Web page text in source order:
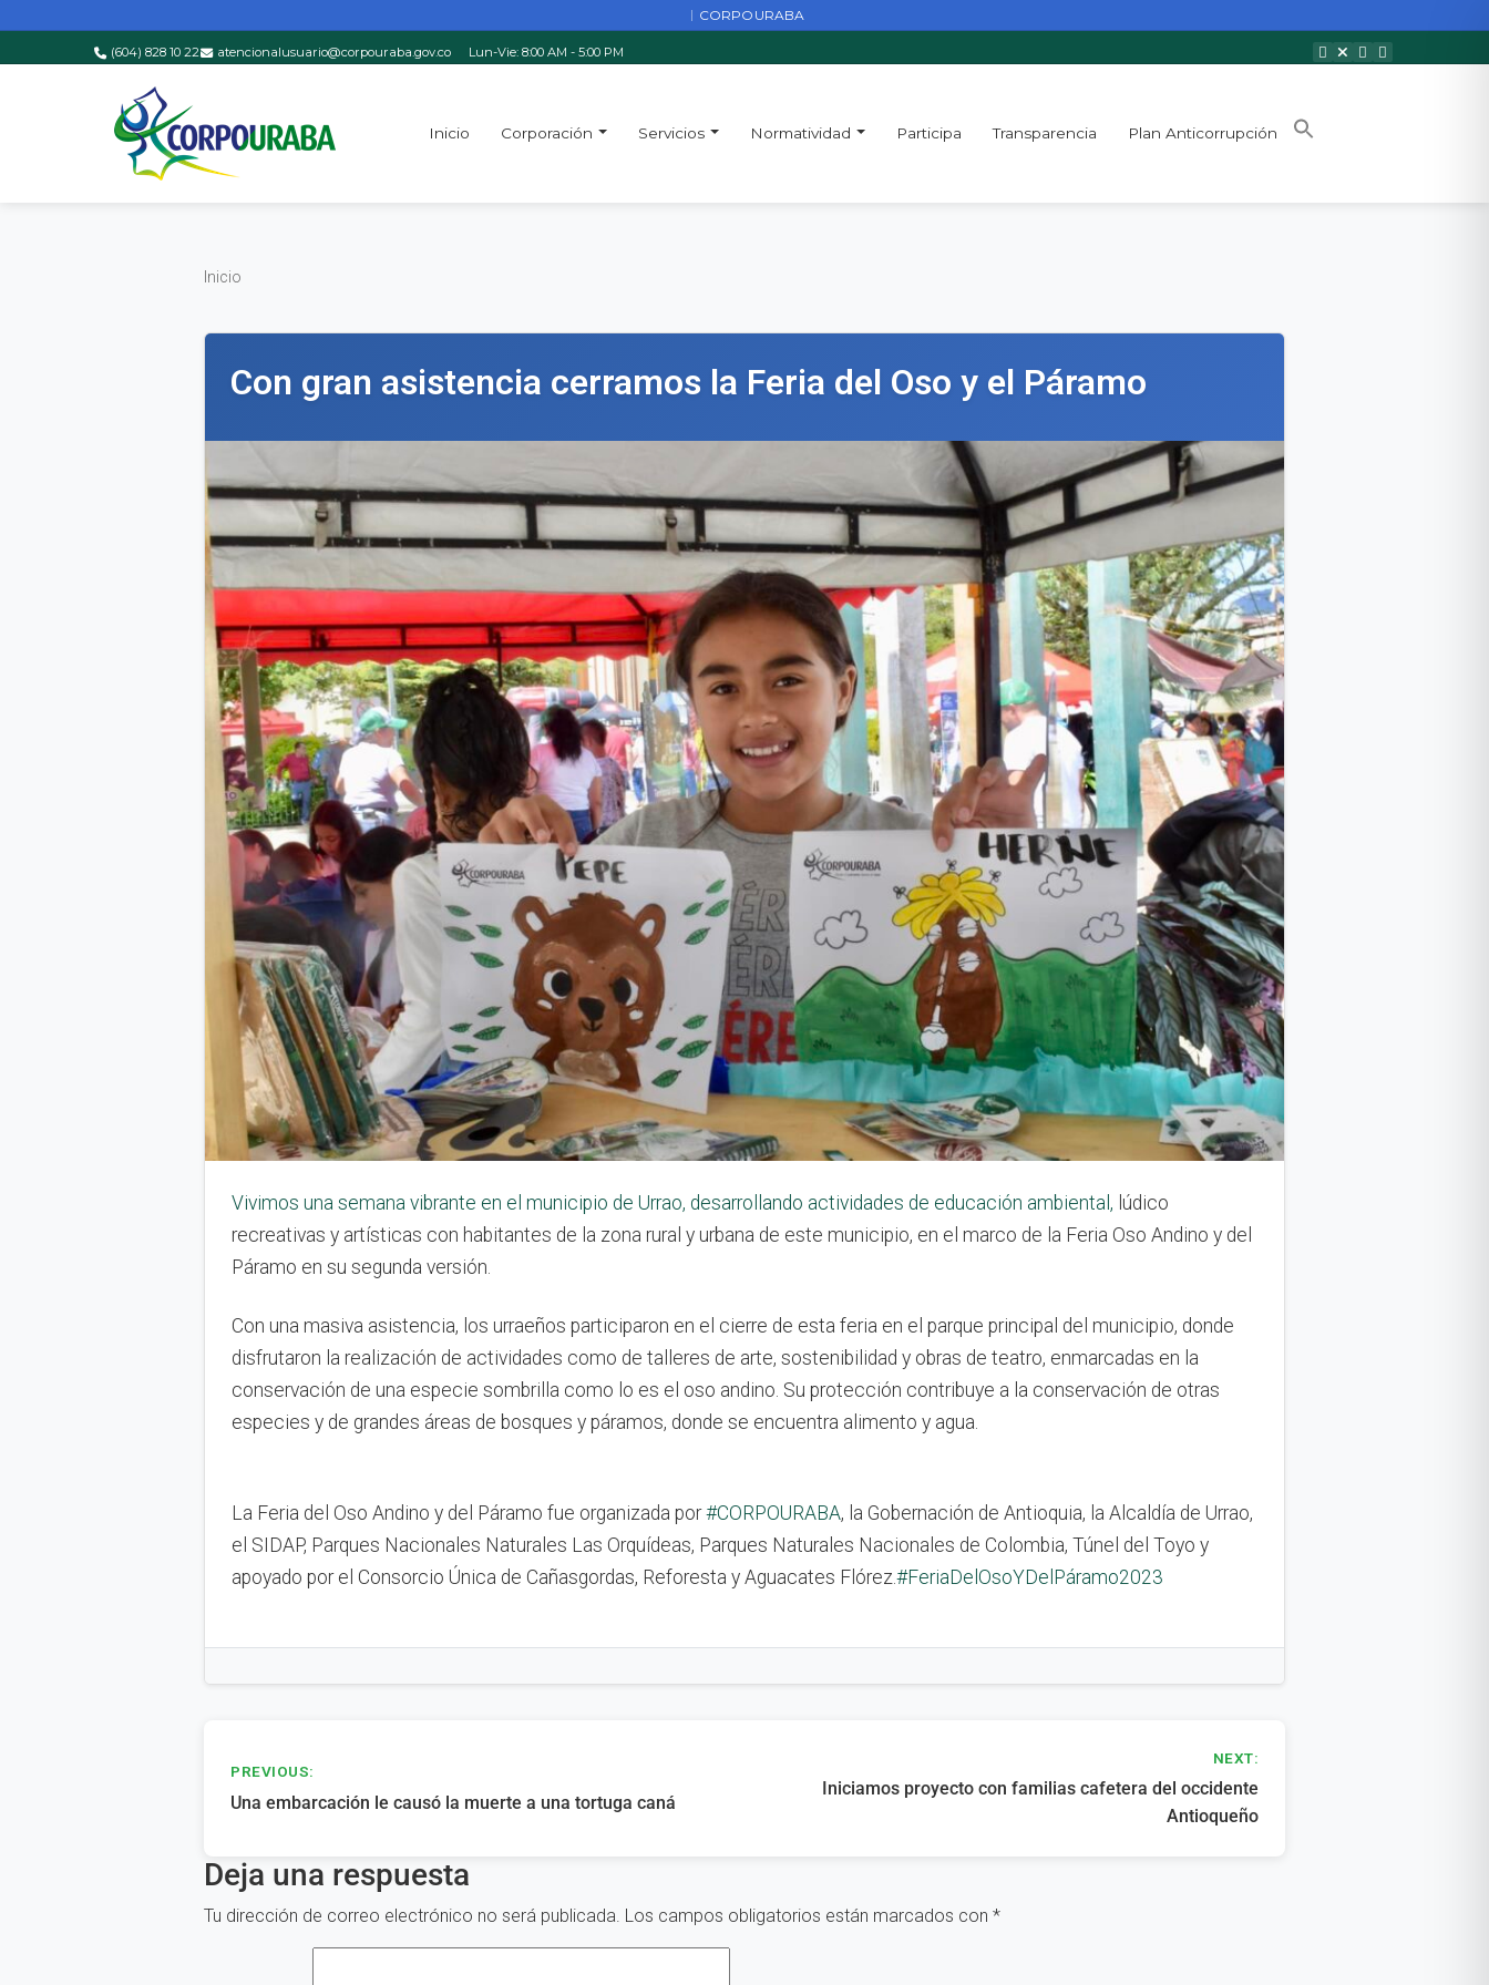
Saltar al contenido principal
| CORPOURABA
(604) 828 10 22 atencionalusuario@corpouraba.gov.co Lun-Vie: 8:00 AM - 5:00 PM
Inicio Corporación Servicios Normatividad Participa Transparencia Plan Anticorrupción
Inicio
Inicio
Con gran asistencia cerramos la Feria del Oso y el Páramo
Vivimos una semana vibrante en el municipio de Urrao, desarrollando actividades de educación ambiental, lúdico
recreativas y artísticas con habitantes de la zona rural y urbana de este municipio, en el marco de la Feria Oso Andino y del
Páramo en su segunda versión.
Con una masiva asistencia, los urraeños participaron en el cierre de esta feria en el parque principal del municipio, donde
disfrutaron la realización de actividades como de talleres de arte, sostenibilidad y obras de teatro, enmarcadas en la
conservación de una especie sombrilla como lo es el oso andino. Su protección contribuye a la conservación de otras
especies y de grandes áreas de bosques y páramos, donde se encuentra alimento y agua.
La Feria del Oso Andino y del Páramo fue organizada por#CORPOURABA, la Gobernación de Antioquia, la Alcaldía de Urrao,
el SIDAP, Parques Nacionales Naturales Las Orquídeas, Parques Naturales Nacionales de Colombia, Túnel del Toyo y
apoyado por el Consorcio Única de Cañasgordas, Reforesta y Aguacates Flórez. #FeriaDelOsoYDelPáramo2023
Navegación
de
entradas
PREVIOUS:
Una embarcación le causó la muerte a una tortuga caná
NEXT:
Iniciamos proyecto con familias cafetera del occidente
Antioqueño
Deja una respuesta
Tu dirección de correo electrónico no será publicada. Los campos obligatorios están marcados con *